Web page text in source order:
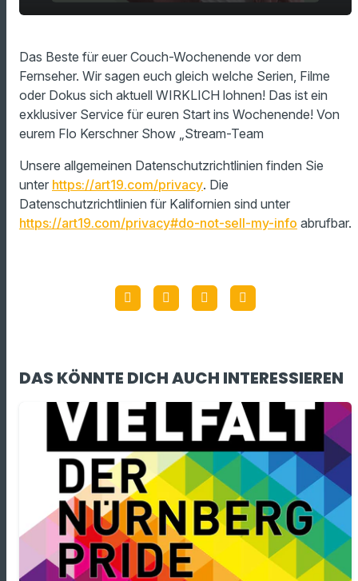
play_arrow
00:00 01:42
Das Beste für euer Couch-Wochenende vor dem
Fernseher. Wir sagen euch gleich welche Serien, Filme
oder Dokus sich aktuell WIRKLICH lohnen! Das ist ein
exklusiver Service für euren Start ins Wochenende! Von
eurem Flo Kerschner Show „Stream-Team
Unsere allgemeinen Datenschutzrichtlinien finden Sie
unter https://art19.com/privacy. Die
Datenschutzrichtlinien für Kalifornien sind unter
https://art19.com/privacy#do-not-sell-my-info abrufbar.
DAS KÖNNTE DICH AUCH INTERESSIEREN